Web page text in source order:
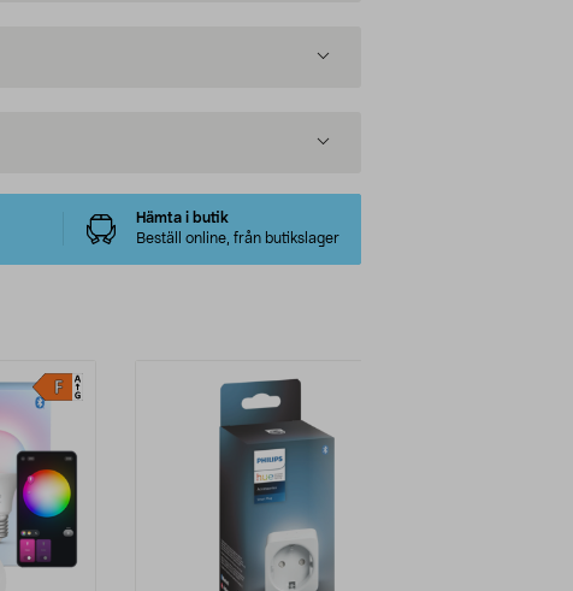
Hämta i butik
Beställ online, från butikslager